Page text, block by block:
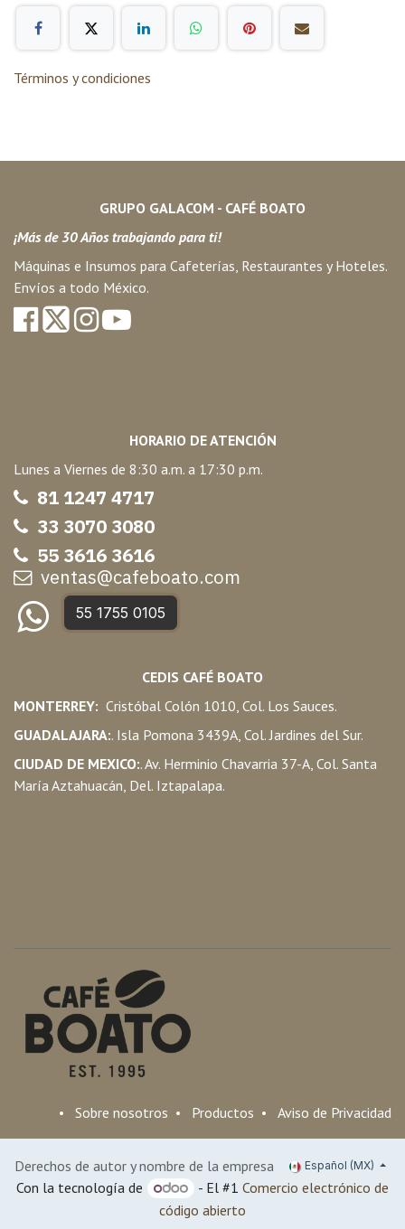
Términos y condiciones
GRUPO GALACOM - CAFÉ BOATO
¡Más de 30 Años trabajando para ti!
Máquinas e Insumos para Cafeterías, Restaurantes y Hoteles.
Envíos a todo México.
HORARIO DE ATENCIÓN
Lunes a Viernes de 8:30 a.m. a 17:30 p.m.
81 1247 4717
33 3070 3080
55 3616 3616
ventas@cafeboato.com
55 1755 0105
CEDIS CAFÉ BOATO
MONTERREY: Cristóbal Colón 1010, Col. Los Sauces.
GUADALAJARA:. Isla Pomona 3439A, Col. Jardines del Sur.
CIUDAD DE MEXICO:. Av. Herminio Chavarria 37-A, Col. Santa
María Aztahuacán, Del. Iztapalapa.
• Sobre nosotros • Productos • Aviso de Privacidad
Derechos de autor y nombre de la empresa Español (MX)
Con la tecnología de - El #1Comercio electrónico de
código abierto